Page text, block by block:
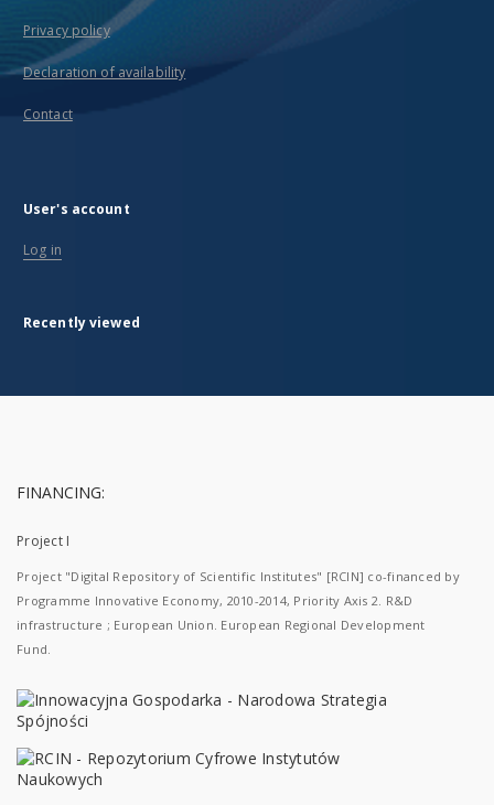
Privacy policy
Declaration of availability
Contact
User's account
Log in
Recently viewed
FINANCING:
Project I
Project "Digital Repository of Scientific Institutes" [RCIN] co-financed by
Programme Innovative Economy, 2010-2014, Priority Axis 2. R&D
infrastructure ; European Union. European Regional Development
Fund.